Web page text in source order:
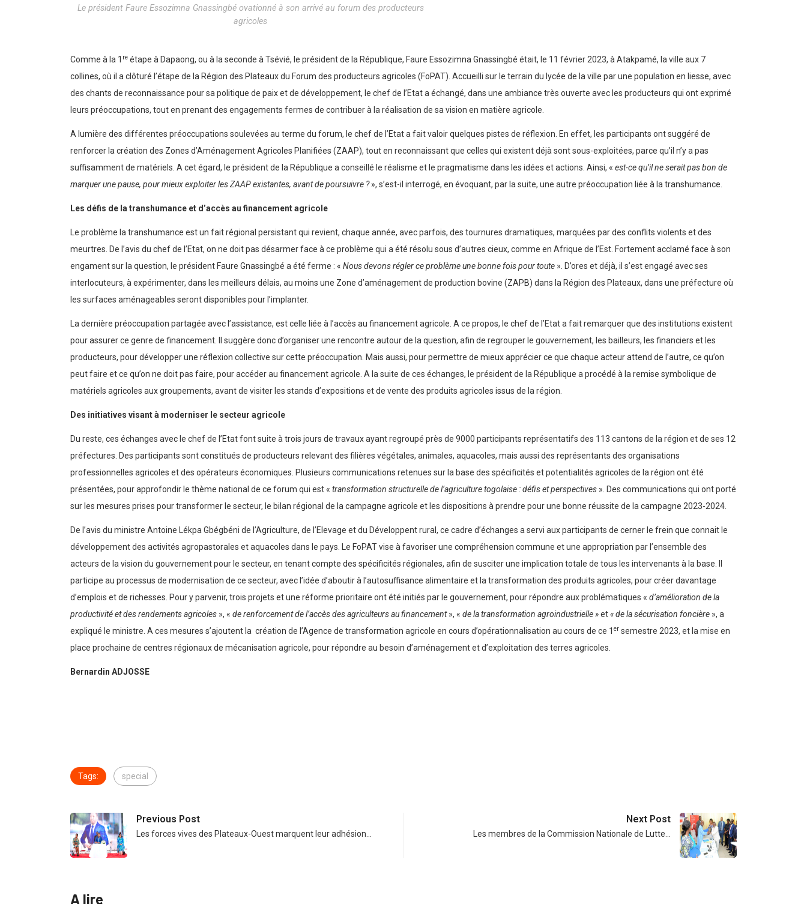
Le président Faure Essozimna Gnassingbé ovationné à son arrivé au forum des producteurs
agricoles
Comme à la 1 re étape à Dapaong, ou à la seconde à Tsévié, le président de la République, Faure Essozimna Gnassingbé était, le 11 février 2023, à Atakpamé, la ville aux 7
collines, où il a clôturé l’étape de la Région des Plateaux du Forum des producteurs agricoles (FoPAT). Accueilli sur le terrain du lycée de la ville par une population en liesse, avec
des chants de reconnaissance pour sa politique de paix et de développement, le chef de l’Etat a échangé, dans une ambiance très ouverte avec les producteurs qui ont exprimé
leurs préoccupations, tout en prenant des engagements fermes de contribuer à la réalisation de sa vision en matière agricole.
A lumière des différentes préoccupations soulevées au terme du forum, le chef de l’Etat a fait valoir quelques pistes de réflexion. En effet, les participants ont suggéré de
renforcer la création des Zones d’Aménagement Agricoles Planifiées (ZAAP), tout en reconnaissant que celles qui existent déjà sont sous-exploitées, parce qu’il n’y a pas
suffisamment de matériels. A cet égard, le président de la République a conseillé le réalisme et le pragmatisme dans les idées et actions. Ainsi, « est-ce qu’il ne serait pas bon de
marquer une pause, pour mieux exploiter les ZAAP existantes, avant de poursuivre ?», s’est-il interrogé, en évoquant, par la suite, une autre préoccupation liée à la transhumance.
Les défis de la transhumance et d’accès au financement agricole
Le problème la transhumance est un fait régional persistant qui revient, chaque année, avec parfois, des tournures dramatiques, marquées par des conflits violents et des
meurtres. De l’avis du chef de l’Etat, on ne doit pas désarmer face à ce problème qui a été résolu sous d’autres cieux, comme en Afrique de l’Est. Fortement acclamé face à son
engament sur la question, le président Faure Gnassingbé a été ferme : « Nous devons régler ce problème une bonne fois pour toute ». D’ores et déjà, il s’est engagé avec ses
interlocuteurs, à expérimenter, dans les meilleurs délais, au moins une Zone d’aménagement de production bovine (ZAPB) dans la Région des Plateaux, dans une préfecture où
les surfaces aménageables seront disponibles pour l’implanter.
La dernière préoccupation partagée avec l’assistance, est celle liée à l’accès au financement agricole. A ce propos, le chef de l’Etat a fait remarquer que des institutions existent
pour assurer ce genre de financement. Il suggère donc d’organiser une rencontre autour de la question, afin de regrouper le gouvernement, les bailleurs, les financiers et les
producteurs, pour développer une réflexion collective sur cette préoccupation. Mais aussi, pour permettre de mieux apprécier ce que chaque acteur attend de l’autre, ce qu’on
peut faire et ce qu’on ne doit pas faire, pour accéder au financement agricole. A la suite de ces échanges, le président de la République a procédé à la remise symbolique de
matériels agricoles aux groupements, avant de visiter les stands d’expositions et de vente des produits agricoles issus de la région.
Des initiatives visant à moderniser le secteur agricole
Du reste, ces échanges avec le chef de l’Etat font suite à trois jours de travaux ayant regroupé près de 9000 participants représentatifs des 113 cantons de la région et de ses 12
préfectures. Des participants sont constitués de producteurs relevant des filières végétales, animales, aquacoles, mais aussi des représentants des organisations
professionnelles agricoles et des opérateurs économiques. Plusieurs communications retenues sur la base des spécificités et potentialités agricoles de la région ont été
présentées, pour approfondir le thème national de ce forum qui est « transformation structurelle de l’agriculture togolaise : défis et perspectives ». Des communications qui ont porté
sur les mesures prises pour transformer le secteur, le bilan régional de la campagne agricole et les dispositions à prendre pour une bonne réussite de la campagne 2023-2024.
De l’avis du ministre Antoine Lékpa Gbégbéni de l’Agriculture, de l’Elevage et du Développent rural, ce cadre d’échanges a servi aux participants de cerner le frein que connait le
développement des activités agropastorales et aquacoles dans le pays. Le FoPAT vise à favoriser une compréhension commune et une appropriation par l’ensemble des
acteurs de la vision du gouvernement pour le secteur, en tenant compte des spécificités régionales, afin de susciter une implication totale de tous les intervenants à la base. Il
participe au processus de modernisation de ce secteur, avec l’idée d’aboutir à l’autosuffisance alimentaire et la transformation des produits agricoles, pour créer davantage
d’emplois et de richesses. Pour y parvenir, trois projets et une réforme prioritaire ont été initiés par le gouvernement, pour répondre aux problématiques « d’amélioration de la
productivité et des rendements agricoles », « de renforcement de l’accès des agriculteurs au financement», « de la transformation agroindustrielle »et« de la sécurisation foncière », a
expliqué le ministre. A ces mesures s’ajoutent la création de l’Agence de transformation agricole en cours d’opérationnalisation au cours de ce 1 er semestre 2023, et la mise en
place prochaine de centres régionaux de mécanisation agricole, pour répondre au besoin d’aménagement et d’exploitation des terres agricoles.
Bernardin ADJOSSE
Tags: special
Previous Post
Les forces vives des Plateaux-Ouest marquent leur adhésion…
Next Post
Les membres de la Commission Nationale de Lutte…
A lire